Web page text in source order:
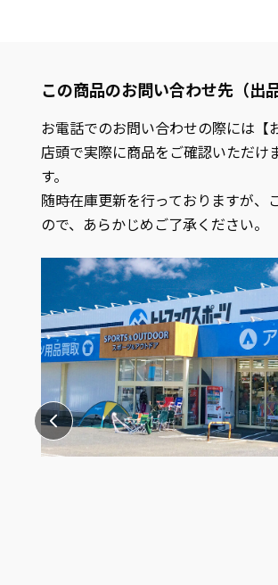
この商品のお問い合わせ先（出品
お電話でのお問い合わせの際には【
店頭で実際に商品をご確認いただけ
す。
随時在庫更新を行っておりますが、
ので、あらかじめご了承ください。